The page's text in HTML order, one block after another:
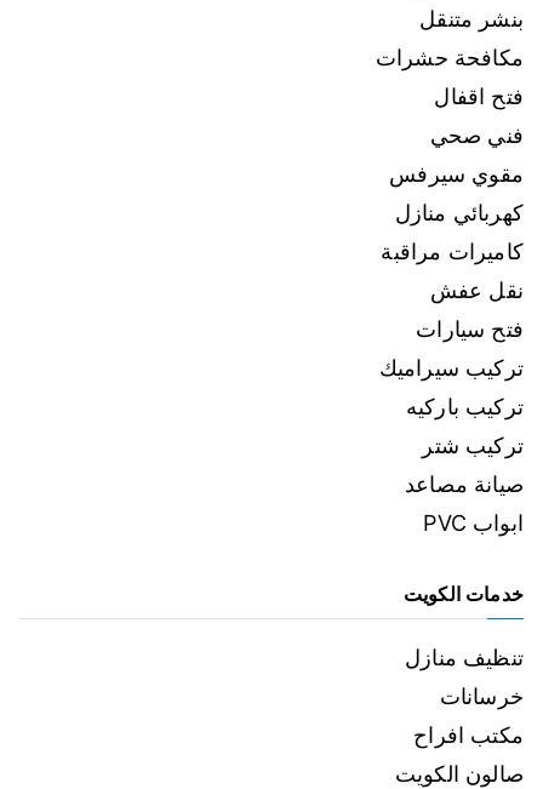
بنشر متنقل
مكافحة حشرات
فتح اقفال
فني صحي
مقوي سيرفس
كهربائي منازل
كاميرات مراقبة
نقل عفش
فتح سيارات
تركيب سيراميك
تركيب باركيه
تركيب شتر
صيانة مصاعد
ابواب PVC
خدمات الكويت
تنظيف منازل
خرسانات
مكتب افراح
صالون الكويت